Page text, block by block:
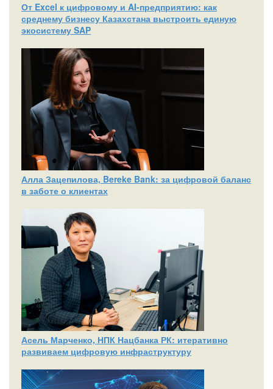
От Excel к цифровому и AI‑предприятию: как
среднему бизнесу Казахстана выстроить единую
экосистему SAP
Алла Зацепилова, Bereke Bank: за цифровой баланс
в заботе о клиентах
Асель Марченко, НПК Нацбанка РК: итеративно
развиваем цифровую инфраструктуру